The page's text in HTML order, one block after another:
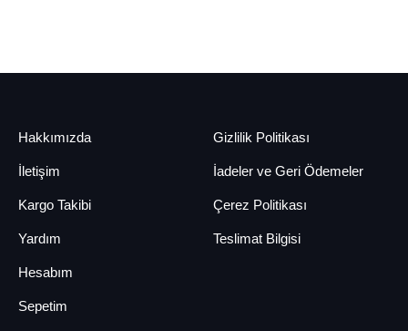
Hakkımızda
İletişim
Kargo Takibi
Yardım
Gizlilik Politikası
İadeler ve Geri Ödemeler
Çerez Politikası
Teslimat Bilgisi
Hesabım
Sepetim